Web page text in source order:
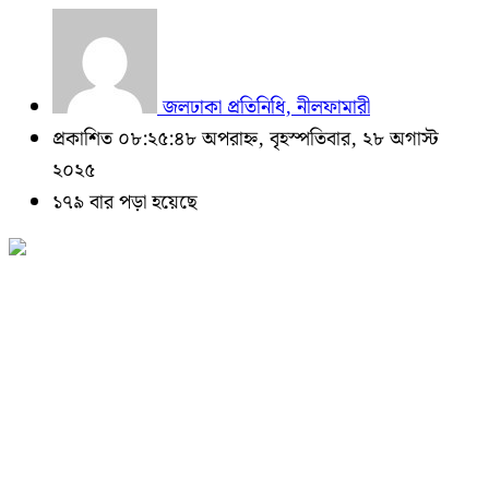
জলঢাকা প্রতিনিধি, নীলফামারী
প্রকাশিত ০৮:২৫:৪৮ অপরাহ্ন, বৃহস্পতিবার, ২৮ অগাস্ট
২০২৫
১৭৯ বার পড়া হয়েছে